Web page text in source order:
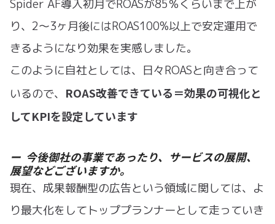
Spider AF導入初月でROASが85％くらいまで上が
り、2〜3ヶ月後にはROAS100%以上で安定運用で
きるようになり効果を実感しました。
このように自社としては、日々ROASと向き合って
いるので、 ROAS改善できている＝効果の可視化と
してKPIを設定しています
ー 今後御社の事業であったり、サービスの展開、
展望などございますか。
現在、成果報酬型の広告という領域に関しては、よ
り最大化をしてトッププランナーとして走っていき